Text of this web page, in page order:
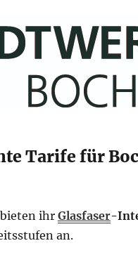
Tarife für
ihrGlasfaser-
an.